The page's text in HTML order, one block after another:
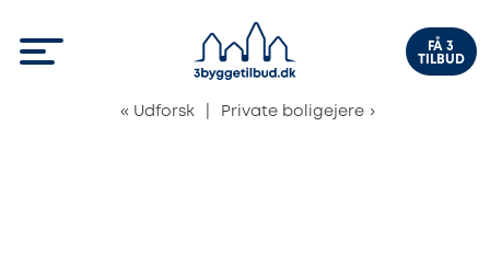
FÅ 3
TILBUD
« Udforsk Private boligejere ›